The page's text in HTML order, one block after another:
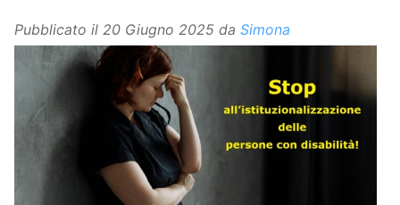
Pubblicato il 20 Giugno 2025 da Simona